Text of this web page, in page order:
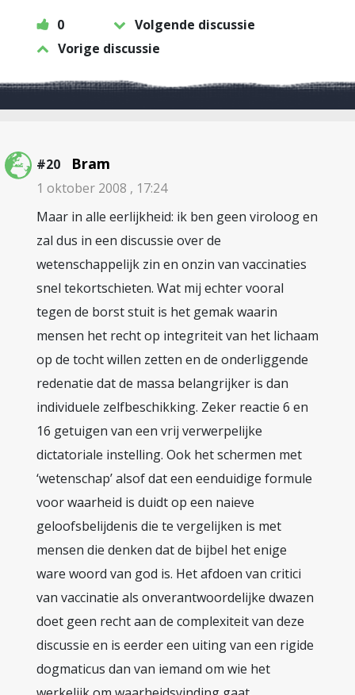
0
Volgende discussie
Vorige discussie
#20 Bram
1 oktober 2008 , 17:24
Maar in alle eerlijkheid: ik ben geen viroloog en
zal dus in een discussie over de
wetenschappelijk zin en onzin van vaccinaties
snel tekortschieten. Wat mij echter vooral
tegen de borst stuit is het gemak waarin
mensen het recht op integriteit van het lichaam
op de tocht willen zetten en de onderliggende
redenatie dat de massa belangrijker is dan
individuele zelfbeschikking. Zeker reactie 6 en
16 getuigen van een vrij verwerpelijke
dictatoriale instelling. Ook het schermen met
‘wetenschap’ alsof dat een eenduidige formule
voor waarheid is duidt op een naieve
geloofsbelijdenis die te vergelijken is met
mensen die denken dat de bijbel het enige
ware woord van god is. Het afdoen van critici
van vaccinatie als onverantwoordelijke dwazen
doet geen recht aan de complexiteit van deze
discussie en is eerder een uiting van een rigide
dogmaticus dan van iemand om wie het